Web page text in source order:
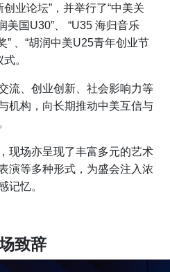
业论坛”，并举行了“中美关
美国U30”、 “U35 海归音乐
” 、“胡润中美U25青年创业节
。
流、创业创新、社会影响力等
机构，向长期推动中美互信与
现场亦呈现了丰富多元的艺术
演等多种形式，为盛会注入浓
记忆。
致辞